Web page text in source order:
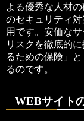
よる優秀な人材
のセキュリティ
用です。安価な
リスクを徹底的
るための保険」
るのです。
WEBサイト